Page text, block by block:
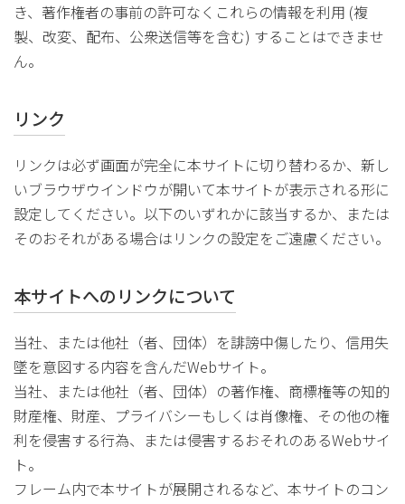
き、著作権者の事前の許可なくこれらの情報を利用 (複
製、改変、配布、公衆送信等を含む) することはできませ
ん。
リンク
リンクは必ず画面が完全に本サイトに切り替わるか、新し
いブラウザウインドウが開いて本サイトが表示される形に
設定してください。以下のいずれかに該当するか、または
そのおそれがある場合はリンクの設定をご遠慮ください。
本サイトへのリンクについて
当社、または他社（者、団体）を誹謗中傷したり、信用失
墜を意図する内容を含んだWebサイト。
当社、または他社（者、団体）の著作権、商標権等の知的
財産権、財産、プライバシーもしくは肖像権、その他の権
利を侵害する行為、または侵害するおそれのあるWebサイ
ト。
フレーム内で本サイトが展開されるなど、本サイトのコン